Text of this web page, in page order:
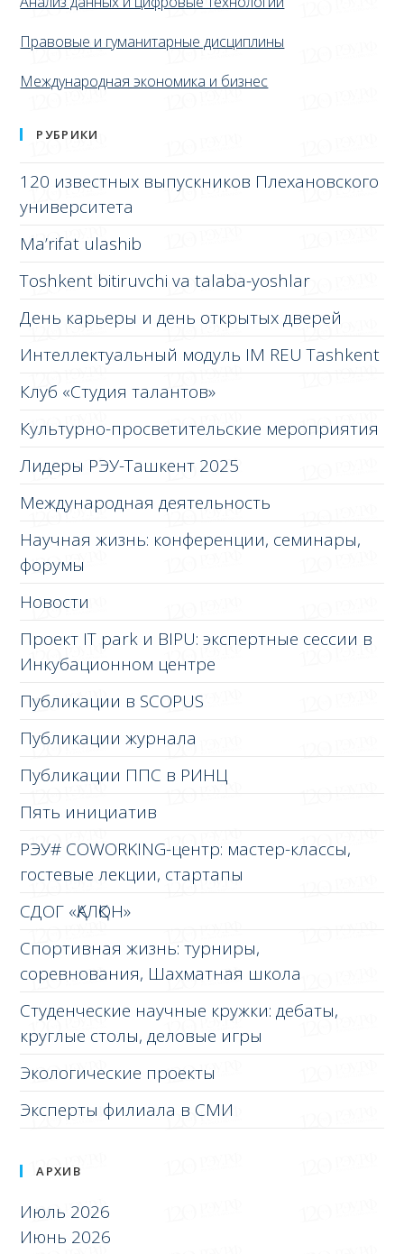
Правовые и гуманитарные дисциплины
Международная экономика и бизнес
РУБРИКИ
120 известных выпускников Плехановского
университета
Ma’rifat ulashib
Toshkent bitiruvchi va talaba-yoshlar
День карьеры и день открытых дверей
Интеллектуальный модуль IM REU Tashkent
Клуб «Студия талантов»
Культурно-просветительские мероприятия
Лидеры РЭУ-Ташкент 2025
Международная деятельность
Научная жизнь: конференции, семинары,
форумы
Новости
Проект IT park и BIPU: экспертные сессии в
Инкубационном центре
Публикации в SCOPUS
Публикации журнала
Публикации ППС в РИНЦ
Пять инициатив
РЭУ# COWORKING-центр: мастер-классы,
гостевые лекции, стартапы
СДОГ «ҚАЛҚОН»
Спортивная жизнь: турниры,
соревнования, Шахматная школа
Студенческие научные кружки: дебаты,
круглые столы, деловые игры
Экологические проекты
Эксперты филиала в СМИ
АРХИВ
Июль 2026
Июнь 2026